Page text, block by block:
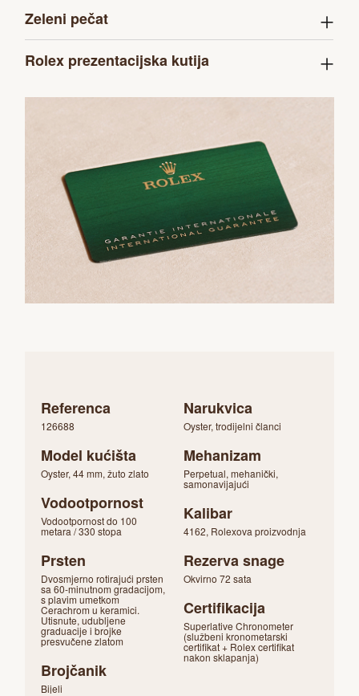
Zeleni pečat
Rolex prezentacijska kutija
Referenca
126688
Model kućišta
Oyster, 44 mm, žuto zlato
Vodootpornost
Vodootpornost do 100
metara / 330 stopa
Prsten
Dvosmjerno rotirajući prsten
sa 60-minutnom gradacijom,
s plavim umetkom
Cerachrom u keramici.
Utisnute, udubljene
graduacije i brojke
presvučene zlatom
Brojčanik
Bijeli
Narukvica
Oyster, trodijelni članci
Mehanizam
Perpetual, mehanički,
samonavijajući
Kalibar
4162, Rolexova proizvodnja
Rezerva snage
Okvirno 72 sata
Certifikacija
Superlative Chronometer
(službeni kronometarski
certifikat + Rolex certifikat
nakon sklapanja)